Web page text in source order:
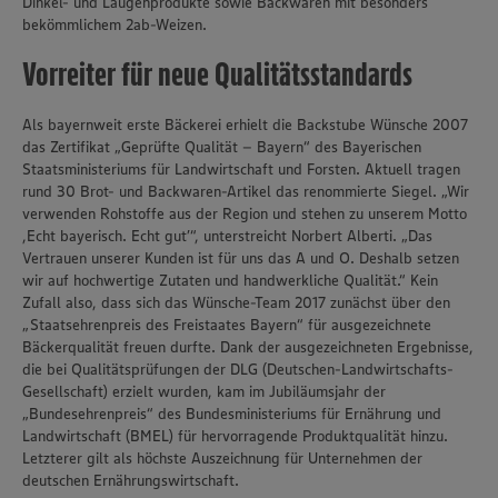
bekömmlichem 2ab-Weizen.
Vorreiter für neue Qualitätsstandards
Als bayernweit erste Bäckerei erhielt die Backstube Wünsche 2007
das Zertifikat „Geprüfte Qualität – Bayern“ des Bayerischen
Staatsministeriums für Landwirtschaft und Forsten. Aktuell tragen
rund 30 Brot- und Backwaren-Artikel das renommierte Siegel. „Wir
verwenden Rohstoffe aus der Region und stehen zu unserem Motto
,Echt bayerisch. Echt gut’“, unterstreicht Norbert Alberti. „Das
Vertrauen unserer Kunden ist für uns das A und O. Deshalb setzen
wir auf hochwertige Zutaten und handwerkliche Qualität.“ Kein
Zufall also, dass sich das Wünsche-Team 2017 zunächst über den
„Staatsehrenpreis des Freistaates Bayern“ für ausgezeichnete
Bäckerqualität freuen durfte. Dank der ausgezeichneten Ergebnisse,
die bei Qualitätsprüfungen der DLG (Deutschen-Landwirtschafts-
Gesellschaft) erzielt wurden, kam im Jubiläumsjahr der
„Bundesehrenpreis“ des Bundesministeriums für Ernährung und
Landwirtschaft (BMEL) für hervorragende Produktqualität hinzu.
Letzterer gilt als höchste Auszeichnung für Unternehmen der
deutschen Ernährungswirtschaft.